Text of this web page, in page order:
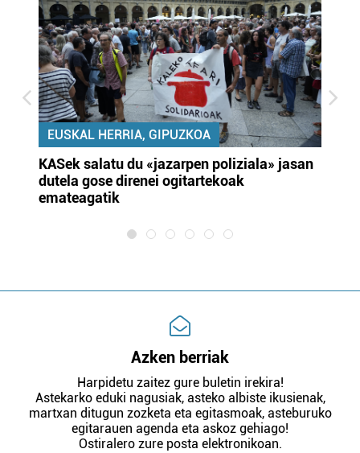
EUSKAL HERRIA, GIPUZKOA
KASek salatu du «jazarpen poliziala» jasan
dutela gose direnei ogitartekoak
emateagatik
Azken berriak
Harpidetu zaitez gure buletin irekira!
Astekarko eduki nagusiak, asteko albiste ikusienak,
martxan ditugun zozketa eta egitasmoak, asteburuko
egitarauen agenda eta askoz gehiago!
Ostiralero zure posta elektronikoan.